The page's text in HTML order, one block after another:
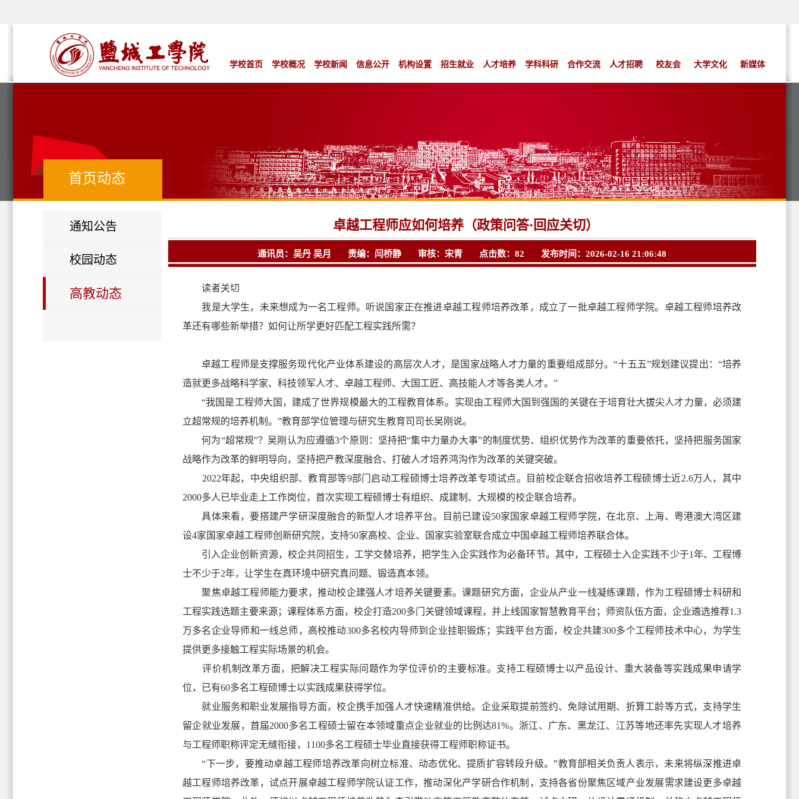
学校首页 学校概况 学校新闻 信息公开 机构设置 招生就业 人才培养 学科科研 合作交流 人才招聘 校友会 大学文化 新媒体
首页动态
通知公告
校园动态
高教动态
卓越工程师应如何培养（政策问答·回应关切）
通讯员：吴丹 吴月 责编：闫桥静 审核：宋青 点击数： 82 发布时间：2026-02-16 21:06:48
读者关切
我是大学生，未来想成为一名工程师。听说国家正在推进卓越工程师培养改革，成立了一批卓越工程师学院。卓越工程师培养改
革还有哪些新举措？如何让所学更好匹配工程实践所需？
卓越工程师是支撑服务现代化产业体系建设的高层次人才，是国家战略人才力量的重要组成部分。“十五五”规划建议提出：“培养
造就更多战略科学家、科技领军人才、卓越工程师、大国工匠、高技能人才等各类人才。”
“我国是工程师大国，建成了世界规模最大的工程教育体系。实现由工程师大国到强国的关键在于培育壮大拔尖人才力量，必须建
立超常规的培养机制。”教育部学位管理与研究生教育司司长吴刚说。
何为“超常规”？吴刚认为应遵循3个原则：坚持把“集中力量办大事”的制度优势、组织优势作为改革的重要依托，坚持把服务国家
战略作为改革的鲜明导向，坚持把产教深度融合、打破人才培养鸿沟作为改革的关键突破。
2022年起，中央组织部、教育部等9部门启动工程硕博士培养改革专项试点。目前校企联合招收培养工程硕博士近2.6万人，其中
2000多人已毕业走上工作岗位，首次实现工程硕博士有组织、成建制、大规模的校企联合培养。
具体来看，要搭建产学研深度融合的新型人才培养平台。目前已建设50家国家卓越工程师学院，在北京、上海、粤港澳大湾区建
设4家国家卓越工程师创新研究院，支持50家高校、企业、国家实验室联合成立中国卓越工程师培养联合体。
引入企业创新资源，校企共同招生，工学交替培养，把学生入企实践作为必备环节。其中，工程硕士入企实践不少于1年、工程博
士不少于2年，让学生在真环境中研究真问题、锻造真本领。
聚焦卓越工程师能力要求，推动校企建强人才培养关键要素。课题研究方面，企业从产业一线凝练课题，作为工程硕博士科研和
工程实践选题主要来源；课程体系方面，校企打造200多门关键领域课程，并上线国家智慧教育平台；师资队伍方面，企业遴选推荐1.3
万多名企业导师和一线总师，高校推动300多名校内导师到企业挂职锻炼；实践平台方面，校企共建300多个工程师技术中心，为学生
提供更多接触工程实际场景的机会。
评价机制改革方面，把解决工程实际问题作为学位评价的主要标准。支持工程硕博士以产品设计、重大装备等实践成果申请学
位，已有60多名工程硕博士以实践成果获得学位。
就业服务和职业发展指导方面，校企携手加强人才快速精准供给。企业采取提前签约、免除试用期、折算工龄等方式，支持学生
留企就业发展，首届2000多名工程硕士留在本领域重点企业就业的比例达81%。浙江、广东、黑龙江、江苏等地还率先实现人才培养
与工程师职称评定无缝衔接，1100多名工程硕士毕业直接获得工程师职称证书。
“下一步，要推动卓越工程师培养改革向树立标准、动态优化、提质扩容转段升级。”教育部相关负责人表示，未来将纵深推进卓
越工程师培养改革，试点开展卓越工程师学院认证工作，推动深化产学研合作机制，支持各省份聚焦区域产业发展需求建设更多卓越